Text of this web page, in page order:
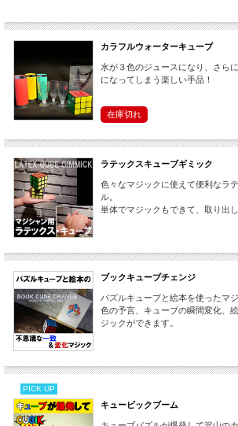
袋の中のキューブと入れ替わります。
◆プリディクション
お客さんに2個のルービック・キューブを好きなだけ
ます。
演者はあらかじめ用意しておいた紙袋の中から「6面
といって1つルービック・キューブを出してみると、お
選んだルービック・キューブと色の配置が6面すべて一
万が一のケースがおきた場合どうするかも解説してい
◆ミラー
鏡の前にそろっているルービック・キューブ、鏡の後
ク・キューブを持ちます。
鏡を通してみると両手ともそろっているように見えま
引き上げると本当に6面がそろっています。
カラフルウォーターキューブ
水が３色のジュースになり、さら
になってしまう楽しい手品！
在庫切れ
ラテックスキューブギミック
色々なマジックに使えて便利なラ
ル。
単体でマジックもできて、取り出
ブックキューブチェンジ
パズルキューブと絵本を使ったマジ
色の予言、キューブの瞬間変化、
ジックができます。
PICK UP
キュービックブーム